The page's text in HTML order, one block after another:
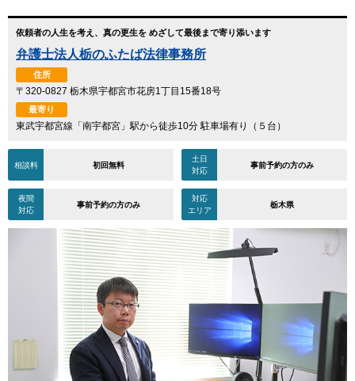
依頼者の人生を考え、真の更生を めざして最後まで寄り添います
弁護士法人栃のふたば法律事務所
住所
〒320-0827 栃木県宇都宮市花房1丁目15番18号
最寄り
東武宇都宮線「南宇都宮」駅から徒歩10分 駐車場有り（５台）
相談料 初回無料
土日
対応
事前予約の方のみ
夜間
対応
事前予約の方のみ
対応
エリア
栃木県